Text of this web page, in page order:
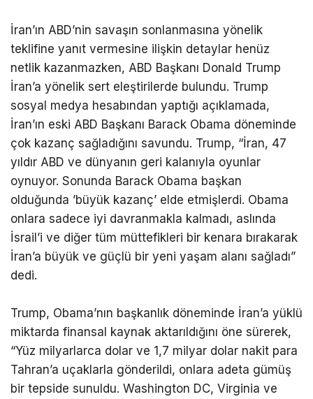
İran’ın ABD’nin savaşın sonlanmasına yönelik
teklifine yanıt vermesine ilişkin detaylar henüz
netlik kazanmazken, ABD Başkanı Donald Trump
İran’a yönelik sert eleştirilerde bulundu. Trump
sosyal medya hesabından yaptığı açıklamada,
İran’ın eski ABD Başkanı Barack Obama döneminde
çok kazanç sağladığını savundu. Trump, “İran, 47
yıldır ABD ve dünyanın geri kalanıyla oyunlar
oynuyor. Sonunda Barack Obama başkan
olduğunda ’büyük kazanç’ elde etmişlerdi. Obama
onlara sadece iyi davranmakla kalmadı, aslında
İsrail’i ve diğer tüm müttefikleri bir kenara bırakarak
İran’a büyük ve güçlü bir yeni yaşam alanı sağladı”
dedi.
Trump, Obama’nın başkanlık döneminde İran’a yüklü
miktarda finansal kaynak aktarıldığını öne sürerek,
“Yüz milyarlarca dolar ve 1,7 milyar dolar nakit para
Tahran’a uçaklarla gönderildi, onlara adeta gümüş
bir tepside sunuldu. Washington DC, Virginia ve